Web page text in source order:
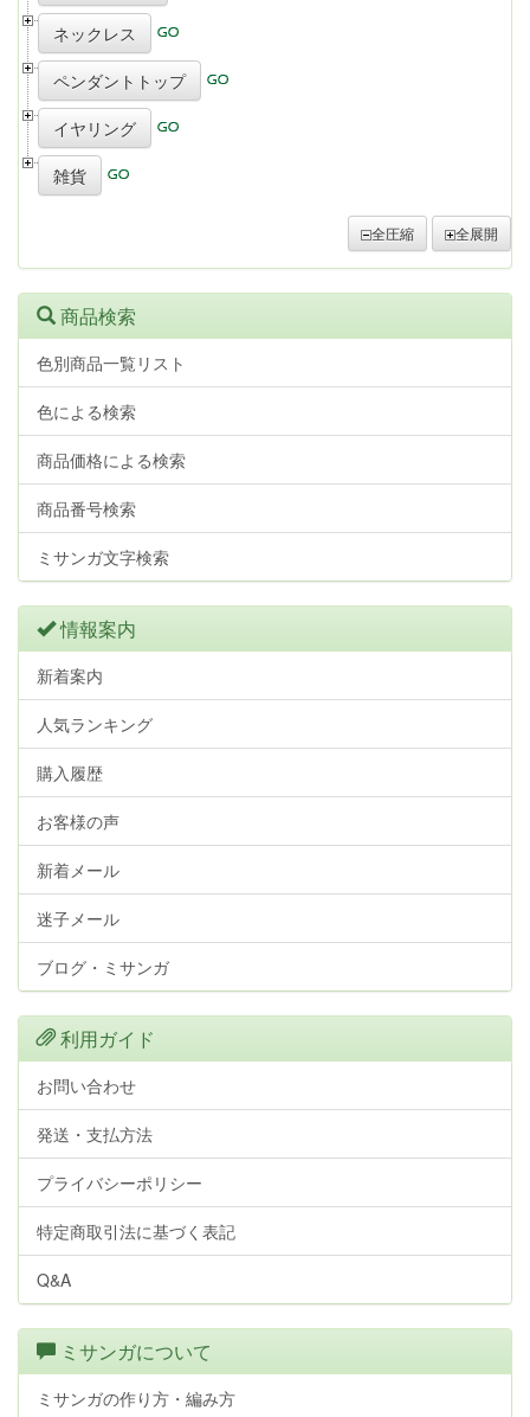
ネックレス
ペンダントトップ
イヤリング
雑貨
全圧縮 全展開
商品検索
色別商品一覧リスト
色による検索
商品価格による検索
商品番号検索
ミサンガ文字検索
情報案内
新着案内
人気ランキング
購入履歴
お客様の声
新着メール
迷子メール
ブログ・ミサンガ
利用ガイド
お問い合わせ
発送・支払方法
プライバシーポリシー
特定商取引法に基づく表記
Q&A
ミサンガについて
ミサンガの作り方・編み方